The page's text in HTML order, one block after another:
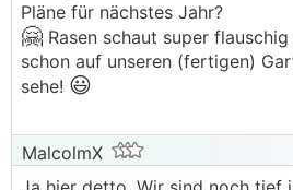
Pläne für nächstes Jahr?
🤗 Rasen schaut super
schon auf unseren (fertigen)
sehe! 😃
MalcolmX